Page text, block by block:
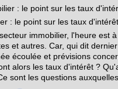
: le point sur les taux
: le point sur les taux d'intérêt
immobilier, l'heure est
et autres. Car, qui dit
écoulée et prévisions
alors les taux d'intérêt ?
sont les questions auxquelles